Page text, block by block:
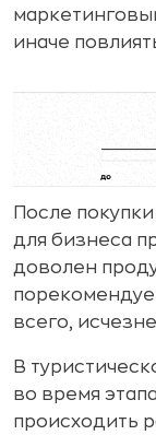
иначе
После
для бизнеса
доволен
всего,
В
во время
происходить